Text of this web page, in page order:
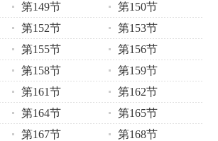
第149节
第150节
第152节
第153节
第155节
第156节
第158节
第159节
第161节
第162节
第164节
第165节
第167节
第168节